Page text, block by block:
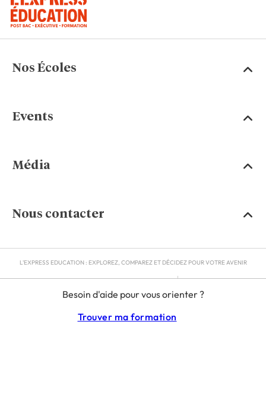
Besoin d'aide pour vous orienter ?
Trouver ma formation
Nos Écoles
Events
Média
Nous contacter
L'EXPRESS EDUCATION : EXPLOREZ, COMPAREZ ET DÉCIDEZ POUR VOTRE AVENIR
RGPD